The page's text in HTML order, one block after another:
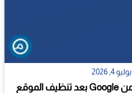
يوليو 4, 2026
كيف تطلب مراجعة من Google بعد تنظيف الموقع